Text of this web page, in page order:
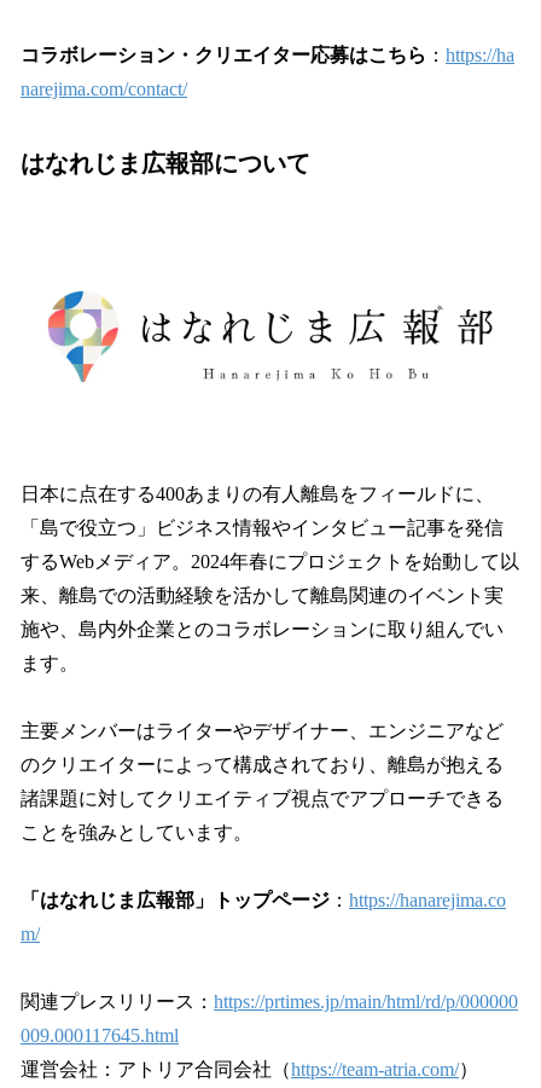
コラボレーション・クリエイター応募はこちら ： https://ha
narejima.com/contact/
はなれじま広報部について
日本に点在する400あまりの有人離島をフィールドに、
「島で役立つ」ビジネス情報やインタビュー記事を発信
するWebメディア。2024年春にプロジェクトを始動して以
来、離島での活動経験を活かして離島関連のイベント実
施や、島内外企業とのコラボレーションに取り組んでい
ます。
主要メンバーはライターやデザイナー、エンジニアなど
のクリエイターによって構成されており、離島が抱える
諸課題に対してクリエイティブ視点でアプローチできる
ことを強みとしています。
「はなれじま広報部」トップページ ： https://hanarejima.co
m/
関連プレスリリース： https://prtimes.jp/main/html/rd/p/000000
009.000117645.html
運営会社：アトリア合同会社（https://team-atria.com/）